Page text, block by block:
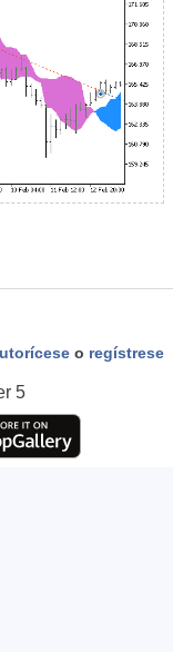
o regístrese
5